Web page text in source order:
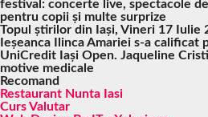
festival: concerte live, spectacole
pentru copii și multe surprize
Topul știrilor din Iași, Vineri 17 Iulie
Ieșeanca Ilinca Amariei s-a calificat
UniCredit Iași Open. Jaqueline
motive medicale
Recomand
Restaurant Nunta Iasi
Curs Valutar